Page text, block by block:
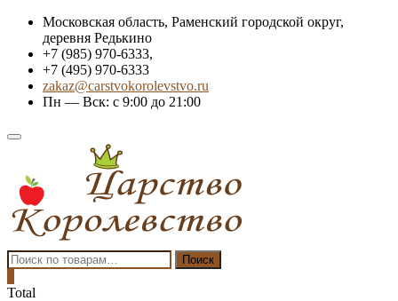
Skip
content
Московская область, Раменский городской округ,
деревня Редькино
+7 (985) 970-6333,
+7 (495) 970-6333
zakaz@carstvokorolevstvo.ru
Пн — Вск: с 9:00 до 21:00
Topbar
Искать: Поиск
Total